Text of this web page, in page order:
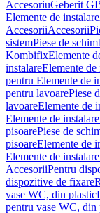
AccesoriuGeberit
Elemente de instalare
AccesoriiAccesorii
sistemPiese de
KombifixElemente
instalareElemente de
pentru Elemente de
pentru lavoarePiese
lavoareElemente de
Elemente de
pisoarePiese de
pisoareElemente de
Elemente de
AccesoriiPentru
dispozitive de fixare
vase WC, din plastic
pentru vase WC, din